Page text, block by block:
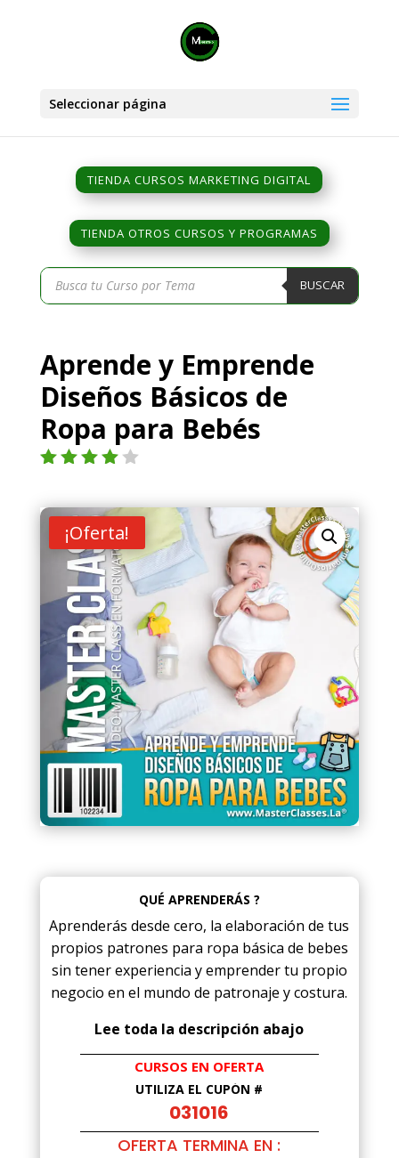
Seleccionar página
TIENDA CURSOS MARKETING DIGITAL
TIENDA OTROS CURSOS Y PROGRAMAS
Búsqueda
de
productos
BUSCAR
Aprende y Emprende
Diseños Básicos de
Ropa para Bebés
4.00de
5 en
base a
valoraci
ón de
cliente
¡Oferta!
QUÉ APRENDERÁS ?
Aprenderás desde cero, la elaboración de tus
propios patrones para ropa básica de bebes
sin tener experiencia y emprender tu propio
negocio en el mundo de patronaje y costura.
Lee toda la descripción abajo
CURSOS EN OFERTA
UTILIZA EL CUPÓN #
031016
OFERTA TERMINA EN :